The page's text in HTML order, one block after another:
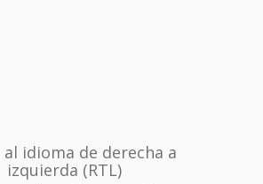
al idioma de derecha a
izquierda (RTL)